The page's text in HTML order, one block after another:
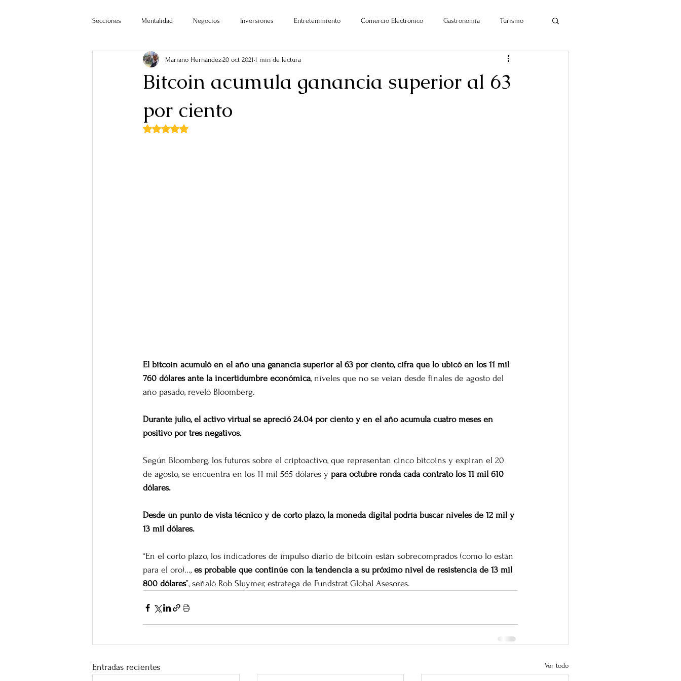
Secciones Mentalidad Negocios Inversiones Entretenimiento Comercio Electrónico Gastronomía Turismo
Bitcoin acumula ganancia superior al 63
por ciento
Mariano Hernández20 oct 2021 1 min de lectura
Obtuvo NaN de 5 estrellas.
El bitcoin acumuló en el año una ganancia superior al 63 por ciento, cifra que lo ubicó en los 11 mil
760 dólares ante la incertidumbre económica, niveles que no se veían desde finales de agosto del
año pasado, reveló Bloomberg.
Durante julio, el activo virtual se apreció 24.04 por ciento y en el año acumula cuatro meses en
positivo por tres negativos.
Según Bloomberg, los futuros sobre el criptoactivo, que representan cinco bitcoins y expiran el 20
de agosto, se encuentra en los 11 mil 565 dólares y para octubre ronda cada contrato los 11 mil 610
dólares.
Desde un punto de vista técnico y de corto plazo, la moneda digital podría buscar niveles de 12 mil y
13 mil dólares.
“En el corto plazo, los indicadores de impulso diario de bitcoin están sobrecomprados (como lo están
para el oro)..., es probable que continúe con la tendencia a su próximo nivel de resistencia de 13 mil
800 dólares”, señaló Rob Sluymer, estratega de Fundstrat Global Asesores.
Entradas recientes Ver todo